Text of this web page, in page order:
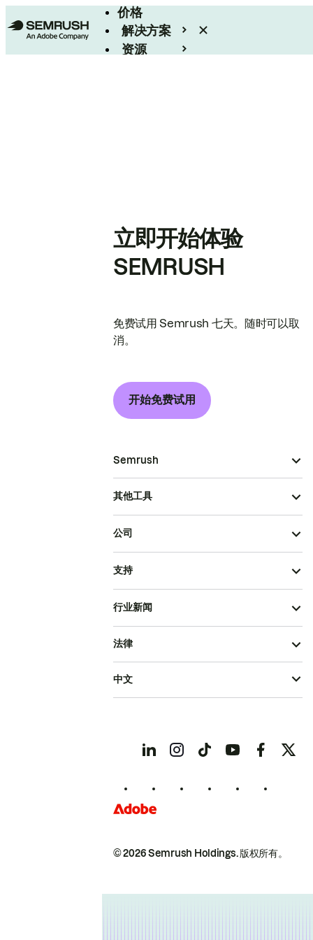
价格
解决方案
资源
立即开始体验
SEMRUSH
免费试用 Semrush 七天。随时可以取
消。
开始免费试用
Semrush
其他工具
公司
支持
行业新闻
© 2026 Semrush Holdings.版权所有。
法律
中文